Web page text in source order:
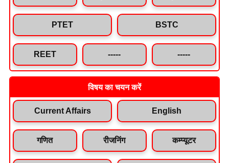
PTET BSTC
REET ----- -----
विषय का चयन करें
Current Affairs English
गणित रीजनिंग कम्प्यूटर